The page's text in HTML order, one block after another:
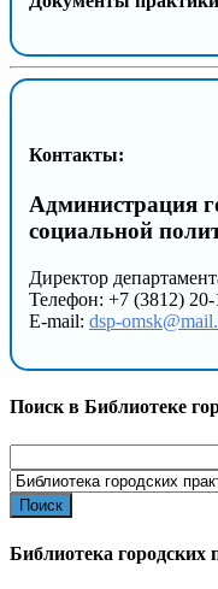
Контакты:
Администрация
социальной
Директор
Телефон: +7 (3812) 20-
E-mail: dsp-
Поиск в Библиотеке
for:
Библиотека городских